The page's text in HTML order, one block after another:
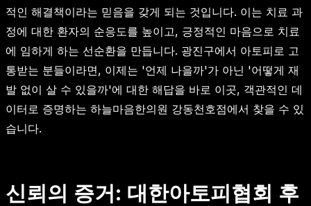
적인 해결책이라는 믿음을 갖게 되는 것입니다. 이는 치료 과
정에 대한 환자의 순응도를 높이고, 긍정적인 마음으로 치료
에 임하게 하는 선순환을 만듭니다. 광진구에서 아토피로 고
통받는 분들이라면, 이제는 '언제 나을까'가 아닌 '어떻게 재
발 없이 살 수 있을까'에 대한 해답을 바로 이곳, 객관적인 데
이터로 증명하는 하늘마음한의원 강동천호점에서 찾을 수 있
습니다.
신뢰의 증거: 대한아토피협회 후